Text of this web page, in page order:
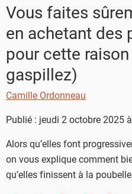
Actus
Index des recettes
Guide d'achat
Vous faites
en achetant des
pour cette
gaspillez)
Camille Ordonneau
Publié : jeudi 2 octobre 2025
Alors qu’elles font
on vous explique comment
qu’elles finissent à la